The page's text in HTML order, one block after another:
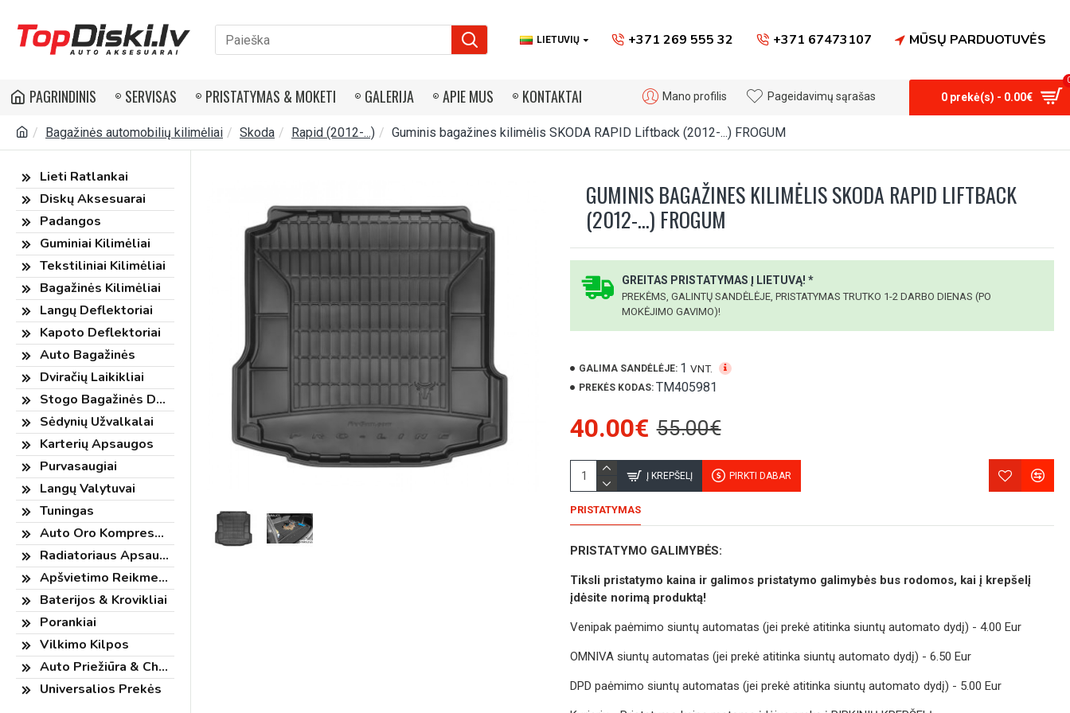
LIETUVIŲ +371 269 555 32 +371 67473107 MŪSŲ PARDUOTUVĖS
PAGRINDINIS SERVISAS PRISTATYMAS & MOKETI GALERIJA APIE MUS KONTAKTAI Mano profilis Pageidavimų sąrašas 0 prekė(s) - 0.00€
Bagažinės automobilių kilimėliai Skoda Rapid (2012-...) Guminis bagažines kilimėlis SKODA RAPID Liftback (2012-...) FROGUM
Lieti Ratlankai
Diskų Aksesuarai
Padangos
Guminiai Kilimėliai
Tekstiliniai Kilimėliai
Bagažinės Kilimėliai
Langų Deflektoriai
Kapoto Deflektoriai
Auto Bagažinės
Dviračių Laikikliai
Stogo Bagažinės Dėžės
Sėdynių Užvalkalai
Karterių Apsaugos
Purvasaugiai
Langų Valytuvai
Tuningas
Auto Oro Kompresorius
Radiatoriaus Apsauga
Apšvietimo Reikmenys
Baterijos & Krovikliai
Porankiai
Vilkimo Kilpos
Auto Priežiūra & Chemija
Universalios Prekės
GUMINIS BAGAŽINES KILIMĖLIS SKODA RAPID LIFTBACK
(2012-...) FROGUM
GREITAS PRISTATYMAS Į LIETUVĄ! *
PREKĖMS, GALINTŲ SANDĖLĖJE, PRISTATYMAS TRUTKO 1-2 DARBO DIENAS (PO
MOKĖJIMO GAVIMO)!
GALIMA SANDĖLĖJE: 1 VNT.
PREKĖS KODAS: TM405981
40.00€ 55.00€
Į KREPŠELĮ PIRKTI DABAR
PRISTATYMAS
PRISTATYMO GALIMYBĖS:
Tiksli pristatymo kaina ir galimos pristatymo galimybės bus rodomos, kai į krepšelį
įdėsite norimą produktą!
Venipak paėmimo siuntų automatas (jei prekė atitinka siuntų automato dydį) - 4.00 Eur
OMNIVA siuntų automatas (jei prekė atitinka siuntų automato dydį) - 6.50 Eur
DPD paėmimo siuntų automatas (jei prekė atitinka siuntų automato dydį) - 5.00 Eur